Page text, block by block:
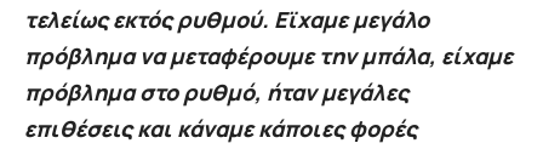
τελείως εκτός ρυθμού. Εϊχαμε μεγάλο
πρόβλημα να μεταφέρουμε την μπάλα, είχαμε
πρόβλημα στο ρυθμό, ήταν μεγάλες
επιθέσεις και κάναμε κάποιες φορές